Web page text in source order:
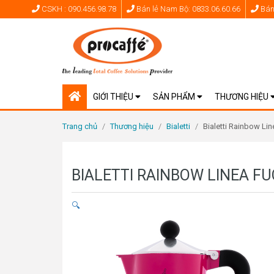
CSKH : 090.456.98.78 Bán lẻ Nam Bộ: 0833.06.60.66
GIỚI THIỆU SẢN PHẨM THƯƠNG HIỆU
Trang chủ / Thương hiệu / Bialetti / Bialetti Rainbow
BIALETTI RAINBOW LINEA
🔍